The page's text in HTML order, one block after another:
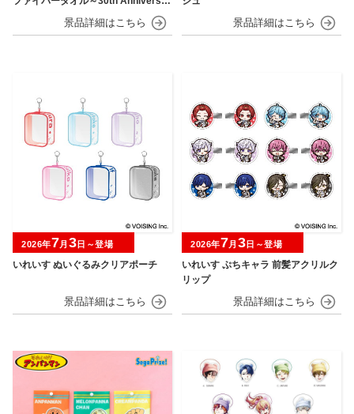
いれいす ぬいぐるみクリアポーチ
2026年7月 3日～登場
いれいす ぷちキャラ 前髪アクリルク
リップ
2026年7月 3日～登場